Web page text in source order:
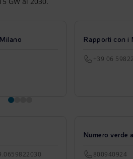
Rapporti con i
+39 06
Numero verde
800940924